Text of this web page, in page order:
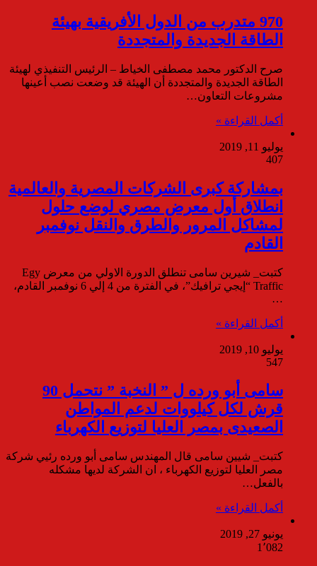
970 متدرب من الدول الأفريقية بهيئة
الطاقة الجديدة والمتجددة
صرح الدكتور محمد مصطفى الخياط – الرئيس التنفيذي لهيئة
الطاقة الجديدة والمتجددة أن الهيئة قد وضعت نصب أعينها
مشروعات التعاون…
أكمل القراءة »
يوليو 11, 2019
407
بمشاركة كبرى الشركات المصرية والعالمية
انطلاق أول معرض مصري لوضع حلول
لمشاكل المرور والطرق والنقل نوفمبر
القادم
كتبت_ شيرين سامى تنطلق الدورة الاولي من معرض Egy
Traffic “إيجي ترافيك”، في الفترة من 4 إلي 6 نوفمبر القادم،
…
أكمل القراءة »
يوليو 10, 2019
547
سامى أبو ورده ل ” النخبة ” نتحمل 90
قرش لكل كيلووات لدعم المواطن
الصعيدى بمصر العليا لتوزيع الكهرباء
كتبت_ شيين سامى قال المهندس سامى أبو ورده رئيي شركة
مصر العليا لتوزيع الكهرباء ، ان الشركة لديها مشكله
بالفعل…
أكمل القراءة »
يونيو 27, 2019
1٬082